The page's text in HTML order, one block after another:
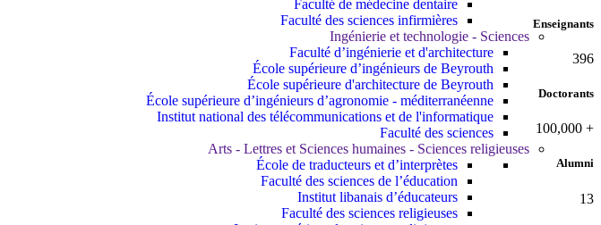
Faculté de médecine dentaire
Faculté des sciences infirmières
Ingénierie et technologie - Sciences
Faculté d’ingénierie et d'architecture
École supérieure d’ingénieurs de Beyrouth
École supérieure d'architecture de Beyrouth
École supérieure d’ingénieurs d’agronomie - méditerranéenne
Institut national des télécommunications et de l'informatique
Faculté des sciences
Arts - Lettres et Sciences humaines - Sciences religieuses
École de traducteurs et d’interprètes
Faculté des sciences de l’éducation
Institut libanais d’éducateurs
Faculté des sciences religieuses
Enseignants
437
Doctorants
+
100,000
Alumni
13